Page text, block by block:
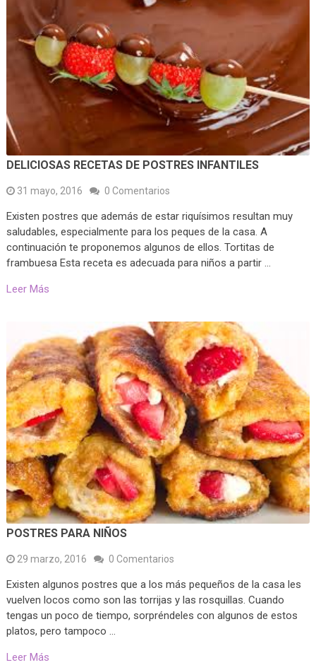
DELICIOSAS RECETAS DE POSTRES INFANTILES
31 mayo, 2016 0 Comentarios
Existen postres que además de estar riquísimos resultan muy
saludables, especialmente para los peques de la casa. A
continuación te proponemos algunos de ellos. Tortitas de
frambuesa Esta receta es adecuada para niños a partir …
Leer Más
POSTRES PARA NIÑOS
29 marzo, 2016 0 Comentarios
Existen algunos postres que a los más pequeños de la casa les
vuelven locos como son las torrijas y las rosquillas. Cuando
tengas un poco de tiempo, sorpréndeles con algunos de estos
platos, pero tampoco …
Leer Más